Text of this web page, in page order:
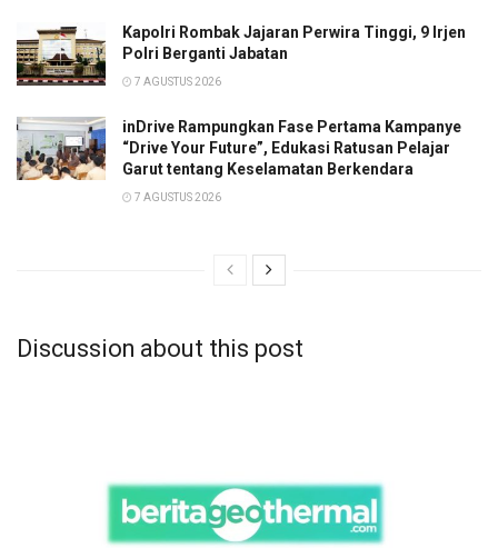
Kapolri Rombak Jajaran Perwira Tinggi, 9 Irjen
Polri Berganti Jabatan
7 AGUSTUS 2026
inDrive Rampungkan Fase Pertama Kampanye
“Drive Your Future”, Edukasi Ratusan Pelajar
Garut tentang Keselamatan Berkendara
7 AGUSTUS 2026
Discussion about this post